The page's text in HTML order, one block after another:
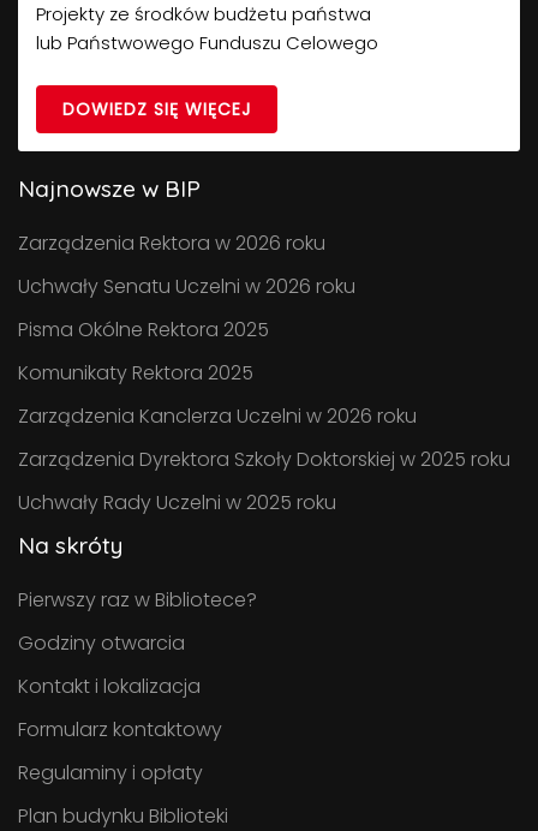
Projekty ze środków budżetu państwa
lub Państwowego Funduszu Celowego
DOWIEDZ SIĘ WIĘCEJ
Najnowsze w BIP
Zarządzenia Rektora w 2026 roku
Uchwały Senatu Uczelni w 2026 roku
Pisma Okólne Rektora 2025
Komunikaty Rektora 2025
Zarządzenia Kanclerza Uczelni w 2026 roku
Zarządzenia Dyrektora Szkoły Doktorskiej w 2025 roku
Uchwały Rady Uczelni w 2025 roku
Na skróty
Pierwszy raz w Bibliotece?
Godziny otwarcia
Kontakt i lokalizacja
Formularz kontaktowy
Regulaminy i opłaty
Plan budynku Biblioteki